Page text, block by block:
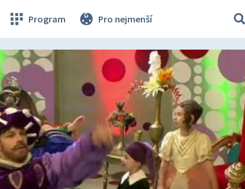
Program Pro nejmenší